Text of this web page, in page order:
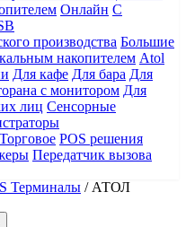
Онлайн С
производства Большие
накопителем Atol
Для кафе Для бара Для
с монитором Для
лиц Сенсорные
Торговое POS решения
Передатчик вызова
Терминалы / АТОЛ